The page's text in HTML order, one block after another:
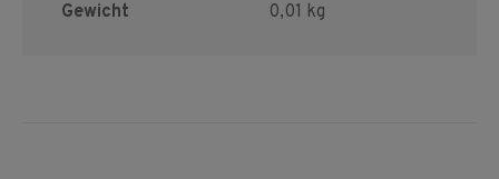
Gewicht 0,01 kg